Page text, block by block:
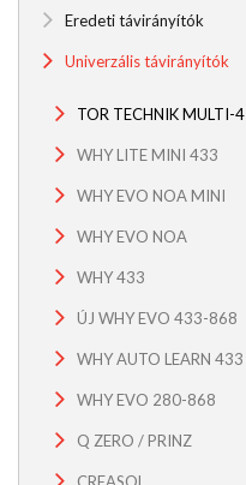
Eredeti távirányítók
Univerzális távirányítók
TOR TECHNIK MULTI-4
WHY LITE MINI 433
WHY EVO NOA MINI
WHY EVO NOA
WHY 433
ÚJ WHY EVO 433-868
WHY AUTO LEARN 433
WHY EVO 280-868
Q ZERO / PRINZ